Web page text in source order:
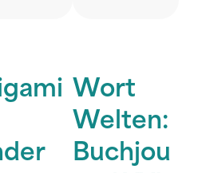
Wort
Welten:
Buchjou